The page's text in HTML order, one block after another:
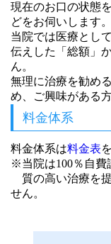
現在のお口の状態
どをお伺いします。
当院では医療とし
伝えした「総額」
ん。
無理に治療を勧め
め、ご興味がある
料金体系
料金体系は料金表
※当院は100％自費
質の高い治療を
せん。